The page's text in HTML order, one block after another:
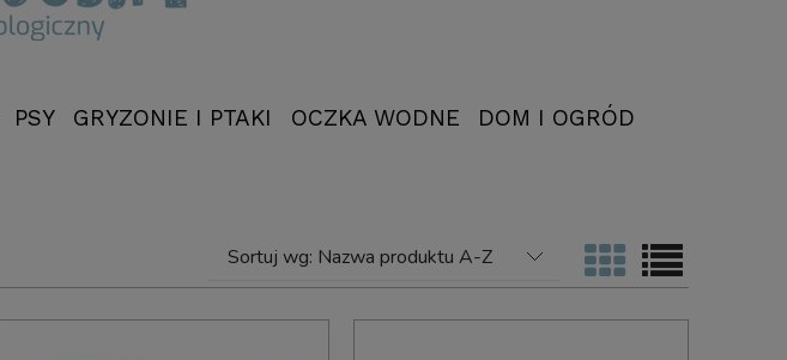
PSY GRYZONIE I PTAKI OCZKA WODNE DOM I OGRÓD
Sortuj wg: Nazwa produktu A-Z